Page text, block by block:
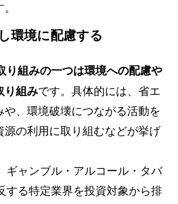
環境に配慮する
り組みの一つは環境への配慮や
り組みです。具体的には、省エ
や、環境破壊につながる活動を
源の利用に取り組むなどが挙げ
ギャンブル・アルコール・タバ
する特定業界を投資対象から排